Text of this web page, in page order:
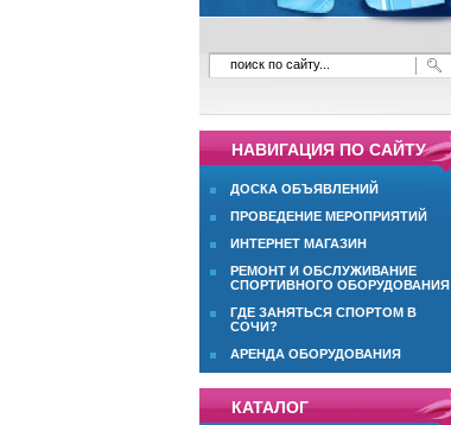
НАВИГАЦИЯ ПО САЙТУ
ДОСКА ОБЪЯВЛЕНИЙ
ПРОВЕДЕНИЕ МЕРОПРИЯТИЙ
ИНТЕРНЕТ МАГАЗИН
РЕМОНТ И ОБСЛУЖИВАНИЕ
СПОРТИВНОГО ОБОРУДОВАНИЯ
ГДЕ ЗАНЯТЬСЯ СПОРТОМ В
СОЧИ?
АРЕНДА ОБОРУДОВАНИЯ
КАТАЛОГ